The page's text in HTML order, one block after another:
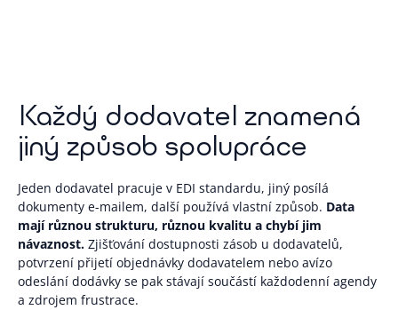
Každý dodavatel znamená
jiný způsob spolupráce
Jeden dodavatel pracuje v EDI standardu, jiný posílá
dokumenty e-mailem, další používá vlastní způsob. Data
mají různou strukturu, různou kvalitu a chybí jim
návaznost. Zjišťování dostupnosti zásob u dodavatelů,
potvrzení přijetí objednávky dodavatelem nebo avízo
odeslání dodávky se pak stávají součástí každodenní agendy
a zdrojem frustrace.